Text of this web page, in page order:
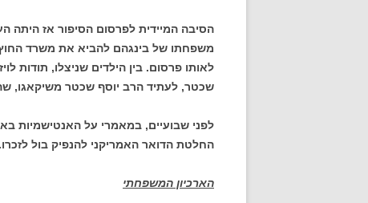
הסיבה המיידית לפרסום הסיפור אז
משפחתו של בינגהם להביא את משרד החוץ
לאותו פרסום. בין הילדים שניצלו, תודות
שכטר, לעתיד הרב יוסף שכטר משיקאגו,
לפני שבועיים, במאמרי על האנטישמיות
החלטת הדואר האמריקני להנפיק בול לזכרו.
הארכיון המשפחתי